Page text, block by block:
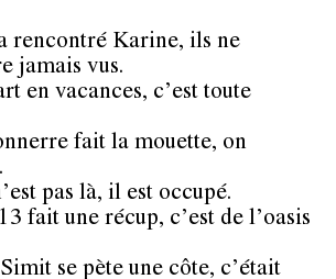
rencontré Karine, ils ne
jamais vus.
en vacances, c’est toute
fait la mouette, on
pas là, il est occupé.
fait une récup, c’est de l’oasis
se pète une côte, c’était